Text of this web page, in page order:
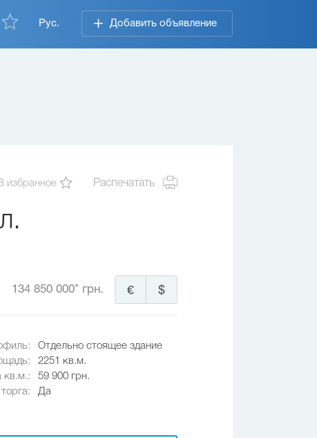
Рус. Добавить объявление
избранное Распечатать
134 850 000* грн. $
€
Отдельно стоящее здание
2251 кв.м.
кв.м.:
59 900 грн.
Да